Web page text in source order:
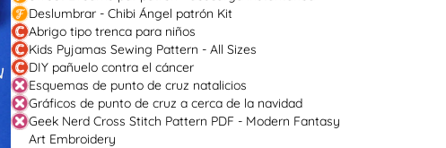
Deslumbrar - Chibi Ángel patrón Kit
Abrigo tipo trenca para niños
Kids Pyjamas Sewing Pattern - All Sizes
DIY pañuelo contra el cáncer
Esquemas de punto de cruz natalicios
Gráficos de punto de cruz a cerca de la navidad
Geek Nerd Cross Stitch Pattern PDF - Modern Fantasy
Art Embroidery